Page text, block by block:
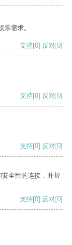
需求。
支持[0] 反对[0]
支持[0] 反对[0]
支持[0] 反对[0]
全性的连接，并帮
支持[0] 反对[0]